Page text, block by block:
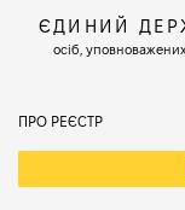
ЄДИНИЙ
осіб,
ПРО РЕЄСТР